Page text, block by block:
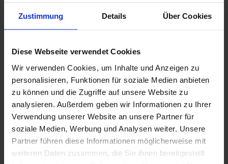
Zustimmung Details Über Cookies
Diese Webseite verwendet Cookies
Wir verwenden Cookies, um Inhalte und Anzeigen zu
personalisieren, Funktionen für soziale Medien anbieten
zu können und die Zugriffe auf unsere Website zu
analysieren. Außerdem geben wir Informationen zu Ihrer
Verwendung unserer Website an unsere Partner für
soziale Medien, Werbung und Analysen weiter. Unsere
Partner führen diese Informationen möglicherweise mit
weiteren Daten zusammen, die Sie ihnen bereitgestellt
Celebrity Solstice
4.3/523 Bewertungen
Die Celebrity Solstice wurde 2008 auf der Meyer Werft
großen Auswahl an Kabinen vor allem mit
außergewöhnlichen Freizeitangeboten.
Letzte Renovierung:
2021
Währung
USD
Passagiere :
2852
Deckplan anzeigen